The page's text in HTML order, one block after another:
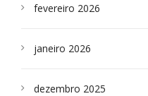
fevereiro 2026
janeiro 2026
dezembro 2025